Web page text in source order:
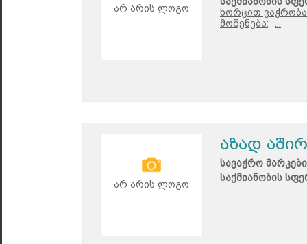
არ არის ლოგო
ხორცით
მოშენება;
არ არის ლოგო
აზად
სავაჭრო
საქმიანობის